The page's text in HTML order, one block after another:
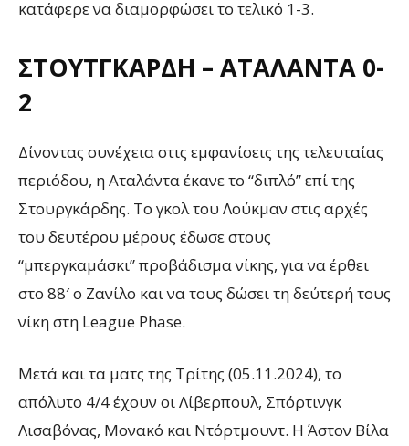
κατάφερε να διαμορφώσει το τελικό 1-3.
ΣΤΟΥΤΓΚΆΡΔΗ – ΑΤΑΛΆΝΤΑ 0-
2
Δίνοντας συνέχεια στις εμφανίσεις της τελευταίας
περιόδου, η Αταλάντα έκανε το “διπλό” επί της
Στουργκάρδης. Το γκολ του Λούκμαν στις αρχές
του δευτέρου μέρους έδωσε στους
“μπεργκαμάσκι” προβάδισμα νίκης, για να έρθει
στο 88′ ο Ζανίλο και να τους δώσει τη δεύτερή τους
νίκη στη League Phase.
Μετά και τα ματς της Τρίτης (05.11.2024), το
απόλυτο 4/4 έχουν οι Λίβερπουλ, Σπόρτινγκ
Λισαβόνας, Μονακό και Ντόρτμουντ. Η Άστον Βίλα